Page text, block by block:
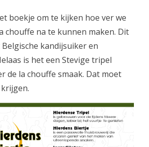
boekje om te kijken hoe ver we
chouffe na te kunnen maken. Dit
kandijsuiker en
is het een Stevige tripel
de la chouffe smaak. Dat moet